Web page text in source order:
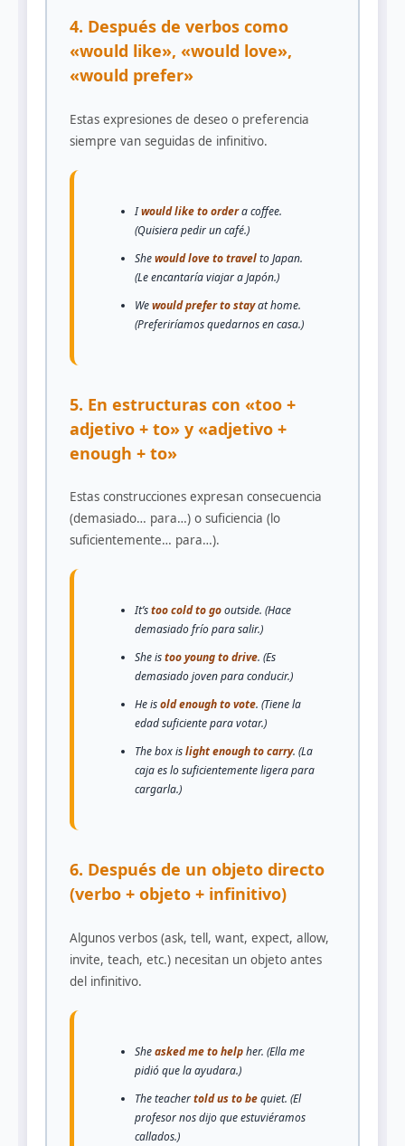
4. Después de verbos como
«would like», «would love»,
«would prefer»
Estas expresiones de deseo o preferencia
siempre van seguidas de infinitivo.
Iwould like to ordera coffee.
(Quisiera pedir un café.)
Shewould love to travelto Japan.
(Le encantaría viajar a Japón.)
Wewould prefer to stayat home.
(Preferiríamos quedarnos en casa.)
5. En estructuras con «too +
adjetivo + to» y «adjetivo +
enough + to»
Estas construcciones expresan consecuencia
(demasiado… para…) o suficiencia (lo
suficientemente… para…).
It’stoo cold to gooutside. (Hace
demasiado frío para salir.)
She istoo young to drive. (Es
demasiado joven para conducir.)
He isold enough to vote. (Tiene la
edad suficiente para votar.)
The box islight enough to carry. (La
caja es lo suficientemente ligera para
cargarla.)
6. Después de un objeto directo
(verbo + objeto + infinitivo)
Algunos verbos (ask, tell, want, expect, allow,
invite, teach, etc.) necesitan un objeto antes
del infinitivo.
Sheasked me to helpher. (Ella me
pidió que la ayudara.)
The teachertold us to bequiet. (El
profesor nos dijo que estuviéramos
callados.)